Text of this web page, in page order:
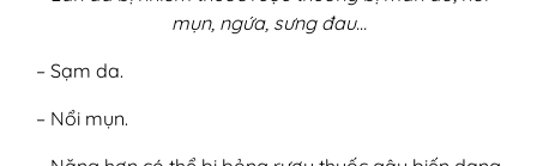
mụn, ngứa, sưng đau…
– Sạm da.
– Nổi mụn.